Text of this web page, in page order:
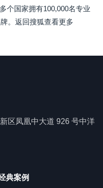
个国家拥有100,000名专业
。返回搜狐查看更多
区凤凰中大道 926 号中洋
典案例